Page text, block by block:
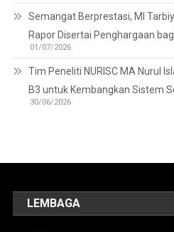
Semangat Berprestasi, MI
Rapor Disertai Penghargaan
01/07/2026
Tim Peneliti NURISC MA Nurul
B3 untuk Kembangkan Sistem
30/06/2026
LEMBAGA